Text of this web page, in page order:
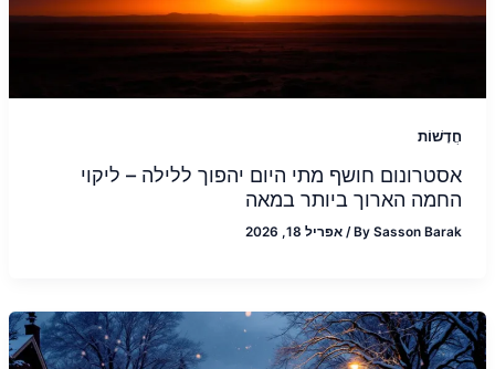
חֲדָשׁוֹת
אסטרונום חושף מתי היום יהפוך ללילה – ליקוי
החמה הארוך ביותר במאה
BySasson Barak
/ אפריל 18, 2026